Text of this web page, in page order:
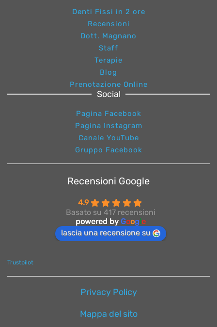
Denti Fissi in 2 ore
Recensioni
Dott. Magnano
Staff
Terapie
Blog
Prenotazione Online
Social
Pagina Facebook
Pagina Instagram
Canale YouTube
Gruppo Facebook
Recensioni Google
4.9
Basato su 417 recensioni
powered by Google
lascia una recensione su
Trustpilot
Privacy Policy
Mappa del sito